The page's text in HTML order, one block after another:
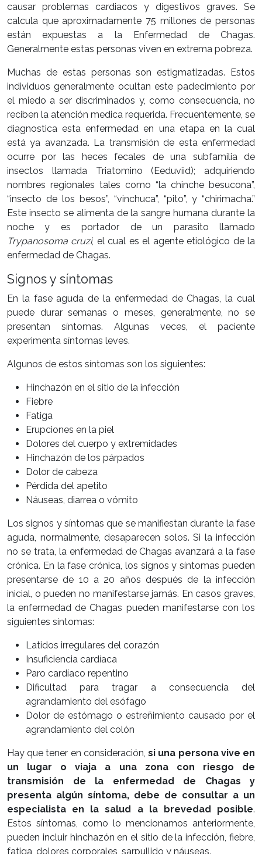
causar problemas cardiacos y digestivos graves. Se
calcula que aproximadamente 75 millones de personas
están expuestas a la Enfermedad de Chagas.
Generalmente estas personas viven en extrema pobreza.
Muchas de estas personas son estigmatizadas. Estos
individuos generalmente ocultan este padecimiento por
el miedo a ser discriminados y, como consecuencia, no
reciben la atención medica requerida. Frecuentemente, se
diagnostica esta enfermedad en una etapa en la cual
está ya avanzada. La transmisión de esta enfermedad
ocurre por las heces fecales de una subfamilia de
insectos llamada Triatomino (Eeduviid); adquiriendo
nombres regionales tales como “la chinche besucona”,
“insecto de los besos”, “vinchuca”, “pito”, y “chirimacha.”
Este insecto se alimenta de la sangre humana durante la
noche y es portador de un parasito llamado
Trypanosoma cruzi, el cual es el agente etiológico de la
enfermedad de Chagas.
Signos y síntomas
En la fase aguda de la enfermedad de Chagas, la cual
puede durar semanas o meses, generalmente, no se
presentan síntomas. Algunas veces, el paciente
experimenta síntomas leves.
Algunos de estos síntomas son los siguientes:
Hinchazón en el sitio de la infección
Fiebre
Fatiga
Erupciones en la piel
Dolores del cuerpo y extremidades
Hinchazón de los párpados
Dolor de cabeza
Pérdida del apetito
Náuseas, diarrea o vómito
Los signos y síntomas que se manifiestan durante la fase
aguda, normalmente, desaparecen solos. Si la infección
no se trata, la enfermedad de Chagas avanzará a la fase
crónica. En la fase crónica, los signos y síntomas pueden
presentarse de 10 a 20 años después de la infección
inicial, o pueden no manifestarse jamás. En casos graves,
la enfermedad de Chagas pueden manifestarse con los
siguientes síntomas:
Latidos irregulares del corazón
Insuficiencia cardíaca
Paro cardíaco repentino
Dificultad para tragar a consecuencia del
agrandamiento del esófago
Dolor de estómago o estreñimiento causado por el
agrandamiento del colón
Hay que tener en consideración, si una persona vive en
un lugar o viaja a una zona con riesgo de
transmisión de la enfermedad de Chagas y
presenta algún síntoma, debe de consultar a un
especialista en la salud a la brevedad posible.
Estos síntomas, como lo mencionamos anteriormente,
pueden incluir hinchazón en el sitio de la infección, fiebre,
fatiga, dolores corporales, sarpullido y náuseas.